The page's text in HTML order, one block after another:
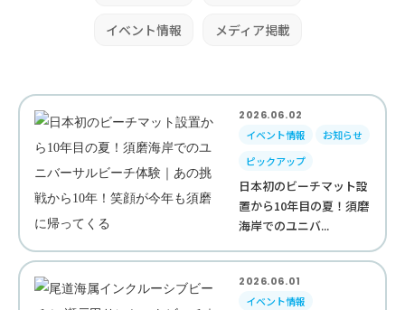
イベント情報 メディア掲載
2026.06.02
イベント情報
お知らせ
ピックアップ
日本初のビーチマット設
置から10年目の夏！須磨
海岸でのユニバ...
2026.06.01
イベント情報